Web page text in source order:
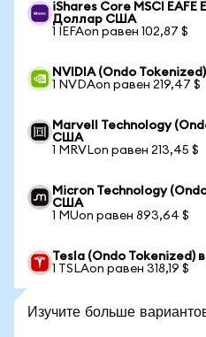
iShares Core MSCI EAFE
Доллар США
1 IEFAon равен 102,87 $
NVIDIA (Ondo
1 NVDAon равен 219,47 $
Marvell Technology
США
1 MRVLon равен 213,45 $
Micron Technology
США
1 MUon равен 893,64 $
Tesla (Ondo
1 TSLAon равен 318,19 $
Изучите больше